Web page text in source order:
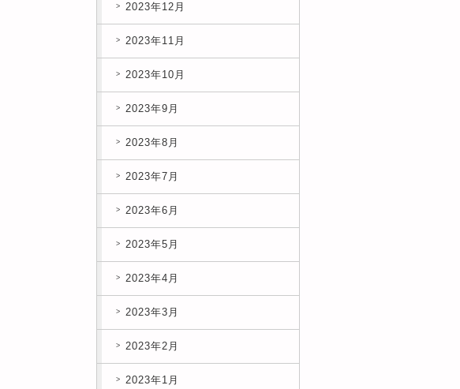
2023年12月
2023年11月
2023年10月
2023年9月
2023年8月
2023年7月
2023年6月
2023年5月
2023年4月
2023年3月
2023年2月
2023年1月